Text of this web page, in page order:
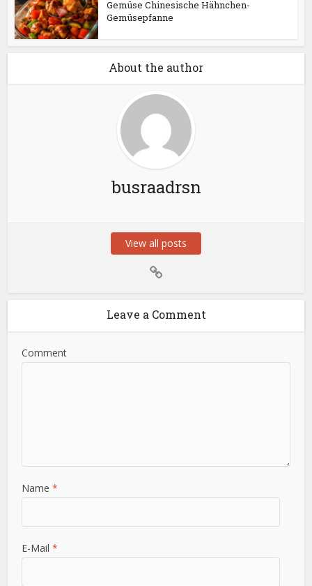
Gemüse Chinesische Hähnchen-
Gemüsepfanne
About the author
busraadrsn
View all posts
Leave a Comment
Comment
Name*
E-Mail*